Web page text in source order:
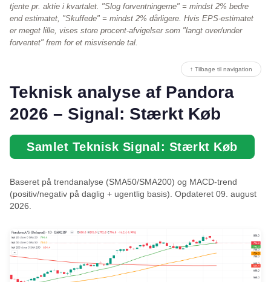
tjente pr. aktie i kvartalet. "Slog forventningerne" = mindst 2% bedre
end estimatet, "Skuffede" = mindst 2% dårligere. Hvis EPS-estimatet
er meget lille, vises store procent-afvigelser som "langt over/under
forventet" frem for et misvisende tal.
↑ Tilbage til navigation
Teknisk analyse af Pandora
2026 – Signal: Stærkt Køb
Samlet Teknisk Signal: Stærkt Køb
Baseret på trendanalyse (SMA50/SMA200) og MACD-trend
(positiv/negativ på daglig + ugentlig basis). Opdateret 09. august
2026.